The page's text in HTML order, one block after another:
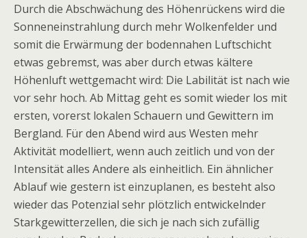
Durch die Abschwächung des Höhenrückens wird die
Sonneneinstrahlung durch mehr Wolkenfelder und
somit die Erwärmung der bodennahen Luftschicht
etwas gebremst, was aber durch etwas kältere
Höhenluft wettgemacht wird: Die Labilität ist nach wie
vor sehr hoch. Ab Mittag geht es somit wieder los mit
ersten, vorerst lokalen Schauern und Gewittern im
Bergland. Für den Abend wird aus Westen mehr
Aktivität modelliert, wenn auch zeitlich und von der
Intensität alles Andere als einheitlich. Ein ähnlicher
Ablauf wie gestern ist einzuplanen, es besteht also
wieder das Potenzial sehr plötzlich entwickelnder
Starkgewitterzellen, die sich je nach sich zufällig